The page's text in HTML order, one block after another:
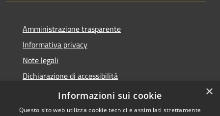
Amministrazione trasparente
Informativa privacy
Note legali
Dichiarazione di accessibilità
Statistiche Web
×
Informazioni sui cookie
Questo sito web utilizza cookie tecnici e assimilati strettamente